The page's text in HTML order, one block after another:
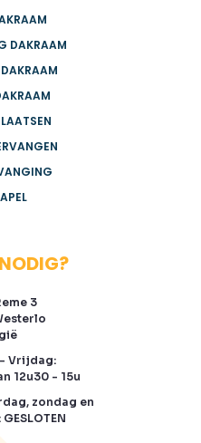
DAKRAAM
3
Vrijdag:
12u30 - 15u
zondag en